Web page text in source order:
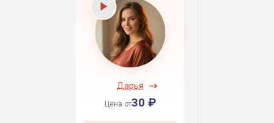
Дарья
Цена от30 ₽